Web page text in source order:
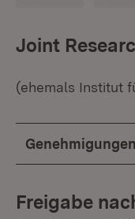
Joint
(ehemals Institut
Freigabe